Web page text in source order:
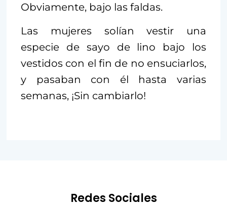
Obviamente, bajo las faldas.
Las mujeres solían vestir una
especie de sayo de lino bajo los
vestidos con el fin de no ensuciarlos,
y pasaban con él hasta varias
semanas, ¡Sin cambiarlo!
Redes Sociales